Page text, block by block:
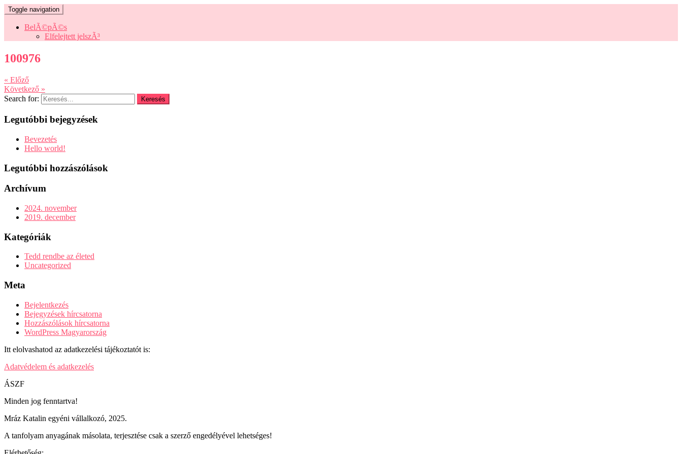
Toggle navigation
BelÃ©pÃ©s
Elfelejtett jelszÃ³
100976
« Előző
Következő »
Search for:
Legutóbbi bejegyzések
Bevezetés
Hello world!
Legutóbbi hozzászólások
Archívum
2024. november
2019. december
Kategóriák
Tedd rendbe az életed
Uncategorized
Meta
Bejelentkezés
Bejegyzések hírcsatorna
Hozzászólások hírcsatorna
WordPress Magyarország
Itt elolvashatod az adatkezelési tájékoztatót is:
Adatvédelem és adatkezelés
ÁSZF
Minden jog fenntartva!
Mráz Katalin egyéni vállalkozó, 2025.
A tanfolyam anyagának másolata, terjesztése csak a szerző engedélyével lehetséges!